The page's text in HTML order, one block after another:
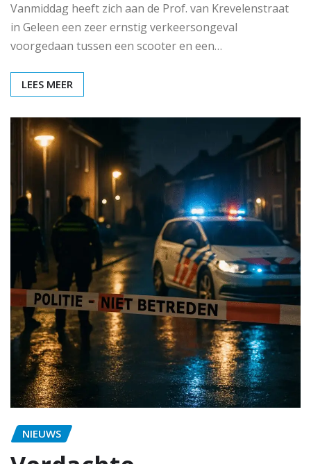
Vanmiddag heeft zich aan de Prof. van Krevelenstraat
in Geleen een zeer ernstig verkeersongeval
voorgedaan tussen een scooter en een…
LEES MEER
NIEUWS